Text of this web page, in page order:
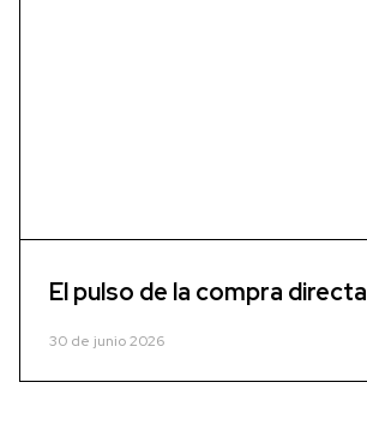
El pulso de la compra directa
30 de junio 2026